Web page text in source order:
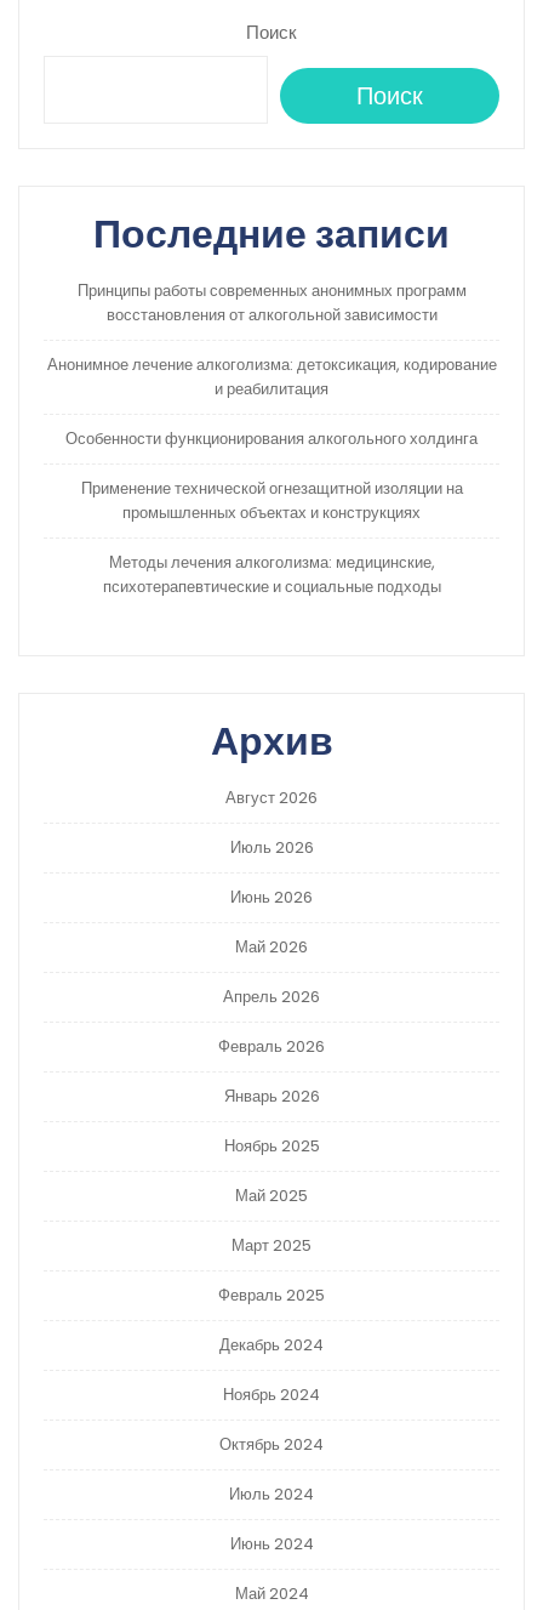
Поиск
Поиск
Последние записи
Принципы работы современных анонимных программ
восстановления от алкогольной зависимости
Анонимное лечение алкоголизма: детоксикация, кодирование
и реабилитация
Особенности функционирования алкогольного холдинга
Применение технической огнезащитной изоляции на
промышленных объектах и конструкциях
Методы лечения алкоголизма: медицинские,
психотерапевтические и социальные подходы
Архив
Август 2026
Июль 2026
Июнь 2026
Май 2026
Апрель 2026
Февраль 2026
Январь 2026
Ноябрь 2025
Май 2025
Март 2025
Февраль 2025
Декабрь 2024
Ноябрь 2024
Октябрь 2024
Июль 2024
Июнь 2024
Май 2024